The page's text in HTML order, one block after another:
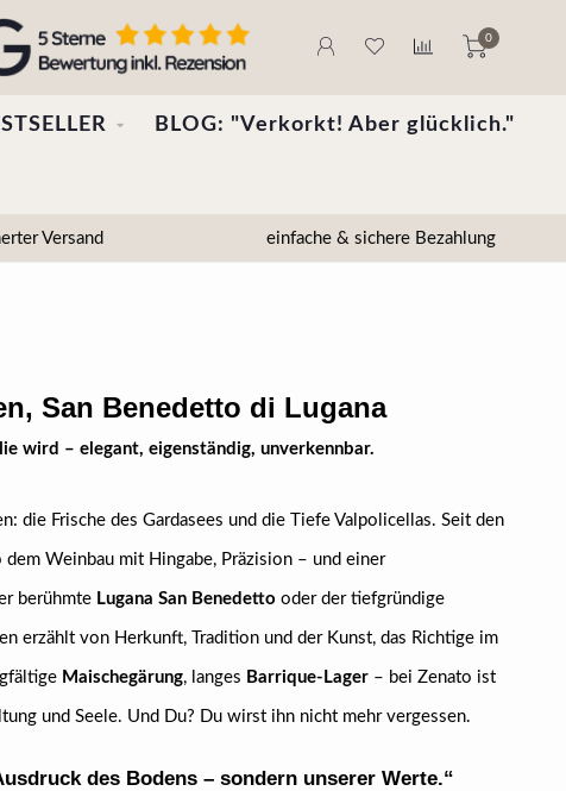
0
BLOG: "Verkorkt! Aber glücklich."
Versand einfache & sichere Bezahlung
San Benedetto di Lugana
wird – elegant, eigenständig, unverkennbar.
die Frische des Gardasees und die Tiefe Valpolicellas. Seit den
Weinbau mit Hingabe, Präzision – und einer
berühmte Lugana San Benedetto oder der tiefgründige
erzählt von Herkunft, Tradition und der Kunst, das Richtige im
Maischegärung, langes Barrique-Lager– bei Zenato ist
und Seele. Und Du? Du wirst ihn nicht mehr vergessen.
des Bodens – sondern unserer Werte.“